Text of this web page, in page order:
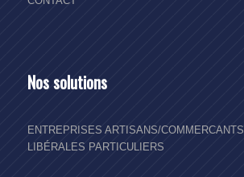
Nos solutions
ENTREPRISES ARTISANS/COMMERCANTS
LIBÉRALES PARTICULIERS